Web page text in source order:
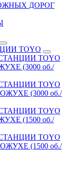
ДОРОГ
TOYO
TOYO
(3000 об./
TOYO
(3000 об./
TOYO
(1500 об./
TOYO
(1500 об./